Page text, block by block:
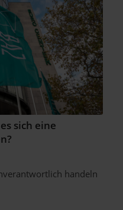
sich eine
handeln